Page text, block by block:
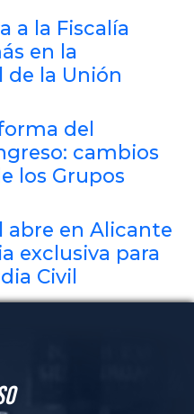
a la Fiscalía
en la
de la Unión
del
cambios
los Grupos
abre en Alicante
exclusiva para
Civil